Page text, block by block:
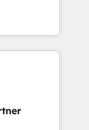
marketing,
help you
to
improve user
results.
your
to be